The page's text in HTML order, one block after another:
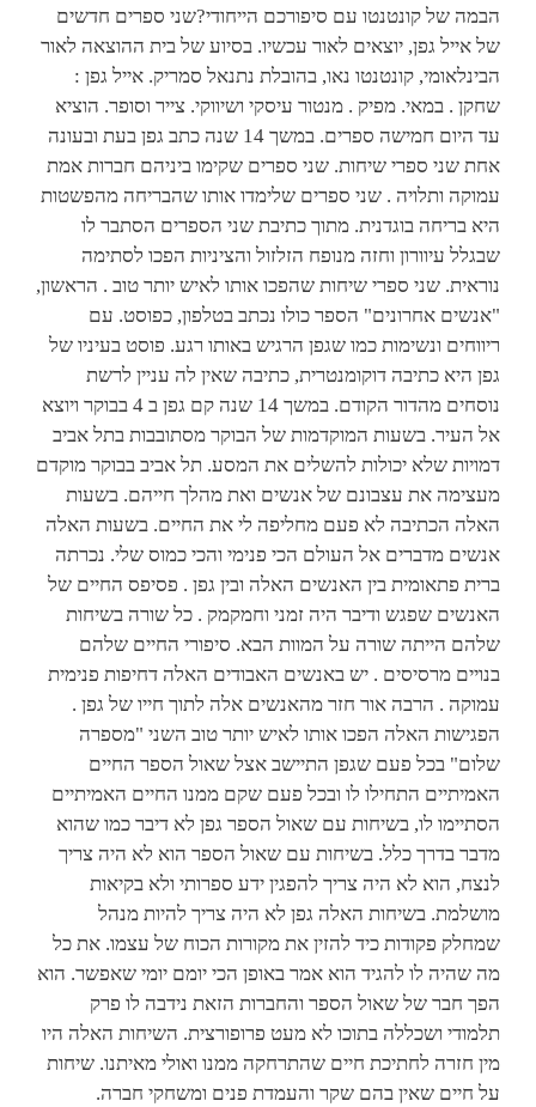
הבמה של קונטנטו עם סיפורכם הייחודי?שני ספרים חדשים
של אייל גפן, יוצאים לאור עכשיו. בסיוע של בית ההוצאה לאור
הבינלאומי, קונטנטו נאו, בהובלת נתנאל סמריק. אייל גפן :
שחקן . במאי. מפיק . מנטור עיסקי ושיווקי. צייר וסופר. הוציא
עד היום חמישה ספרים. במשך 14 שנה כתב גפן בעת ובעונה
אחת שני ספרי שיחות. שני ספרים שקימו ביניהם חברות אמת
עמוקה ותלויה . שני ספרים שלימדו אותו שהבריחה מהפשטות
היא בריחה בוגדנית. מתוך כתיבת שני הספרים הסתבר לו
שבגלל עיוורון וחזה מנופח הזלזול והציניות הפכו לסתימה
נוראית. שני ספרי שיחות שהפכו אותו לאיש יותר טוב . הראשון,
"אנשים אחרונים" הספר כולו נכתב בטלפון, כפוסט. עם
ריווחים ונשימות כמו שגפן הרגיש באותו רגע. פוסט בעיניו של
גפן היא כתיבה דוקומנטרית, כתיבה שאין לה עניין לרשת
נוסחים מהדור הקודם. במשך 14 שנה קם גפן ב 4 בבוקר ויוצא
אל העיר. בשעות המוקדמות של הבוקר מסתובבות בתל אביב
דמויות שלא יכולות להשלים את המסע. תל אביב בבוקר מוקדם
מעצימה את עצבונם של אנשים ואת מהלך חייהם. בשעות
האלה הכתיבה לא פעם מחליפה לי את החיים. בשעות האלה
אנשים מדברים אל העולם הכי פנימי והכי כמוס שלי. נכרתה
ברית פתאומית בין האנשים האלה ובין גפן . פסיפס החיים של
האנשים שפגש ודיבר היה זמני וחמקמק . כל שורה בשיחות
שלהם הייתה שורה על המוות הבא. סיפורי החיים שלהם
בנויים מרסיסים . יש באנשים האבודים האלה דחיפות פנימית
עמוקה . הרבה אור חזר מהאנשים אלה לתוך חייו של גפן .
הפגישות האלה הפכו אותו לאיש יותר טוב השני "מספרה
שלום" בכל פעם שגפן התיישב אצל שאול הספר החיים
האמיתיים התחילו לו ובכל פעם שקם ממנו החיים האמיתיים
הסתיימו לו, בשיחות עם שאול הספר גפן לא דיבר כמו שהוא
מדבר בדרך כלל. בשיחות עם שאול הספר הוא לא היה צריך
לנצח, הוא לא היה צריך להפגין ידע ספרותי ולא בקיאות
מושלמת. בשיחות האלה גפן לא היה צריך להיות מנהל
שמחלק פקודות כיד להזין את מקורות הכוח של עצמו. את כל
מה שהיה לו להגיד הוא אמר באופן הכי יומם יומי שאפשר. הוא
הפך חבר של שאול הספר והחברות הזאת נידבה לו פרק
תלמודי ושכללה בתוכו לא מעט פרופורצית. השיחות האלה היו
מין חזרה לחתיכת חיים שהתרחקה ממנו ואולי מאיתנו. שיחות
על חיים שאין בהם שקר והעמדת פנים ומשחקי חברה.